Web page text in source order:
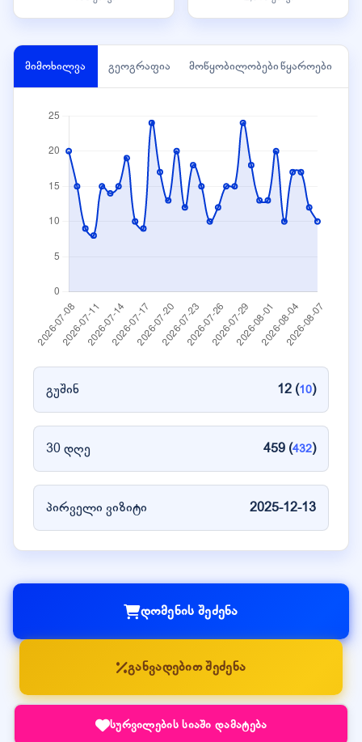
მიმოხილვა გეოგრაფია მოწყობილობებიწყაროები
გუშინ 12 (10)
30 დღე 459 (432)
პირველი ვიზიტი 2025-12-13
დომენის შეძენა
განვადებით შეძენა
სურვილების სიაში დამატება